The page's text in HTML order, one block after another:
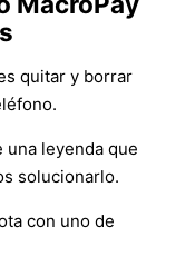
quitar y borrar
una leyenda que
solucionarlo.
con uno de